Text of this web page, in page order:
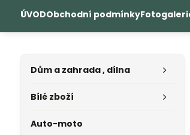
ÚVODObchodní podmínky
Dům a zahrada , dílna
Bílé zboží
Auto-moto